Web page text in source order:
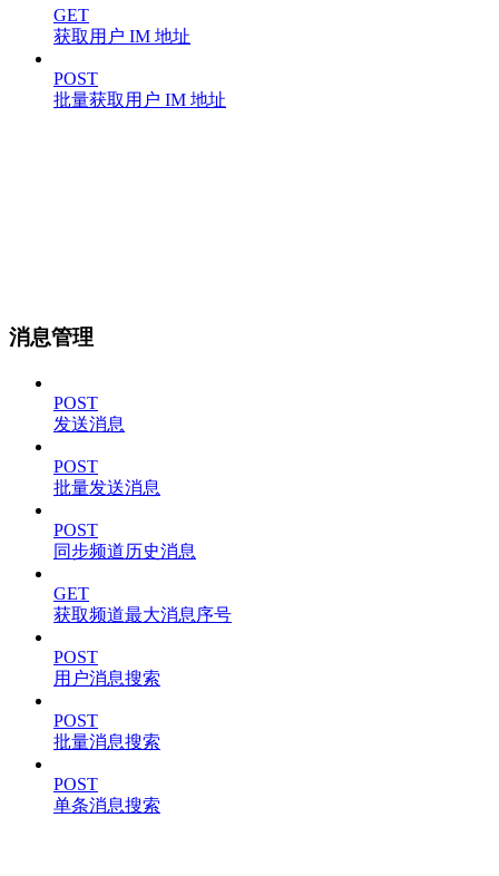
GET
获取用户 IM 地址
POST
批量获取用户 IM 地址
消息管理
POST
发送消息
POST
批量发送消息
POST
同步频道历史消息
GET
获取频道最大消息序号
POST
用户消息搜索
POST
批量消息搜索
POST
单条消息搜索